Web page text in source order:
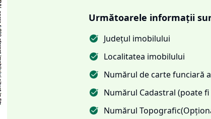
Următoarele informații
Județul imobilului
Localitatea imobilului
Numărul de carte funciară
Numărul Cadastral (poate
Numărul